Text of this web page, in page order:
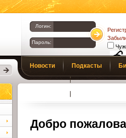
Логин:
Пароль:
Новости Подкасты
Добро